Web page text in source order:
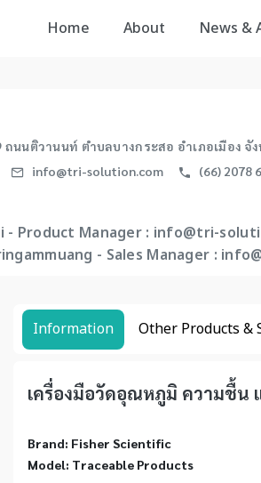
Home About News &
นนติวานนท์ ตำบลบางกระสอ อำเภอเมือง จั
info@tri-solution.com (66) 2078
- Product Manager : info@tri-
- Sales Manager :
Information Other Products &
เครื่องมือวัดอุณหภูมิ ความชื้น
Brand: Fisher Scientific
Model: Traceable Products